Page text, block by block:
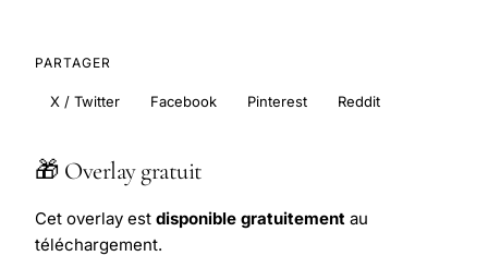
PARTAGER
X / Twitter Facebook Pinterest Reddit
🎁 Overlay gratuit
Cet overlay est disponible gratuitement au
téléchargement.